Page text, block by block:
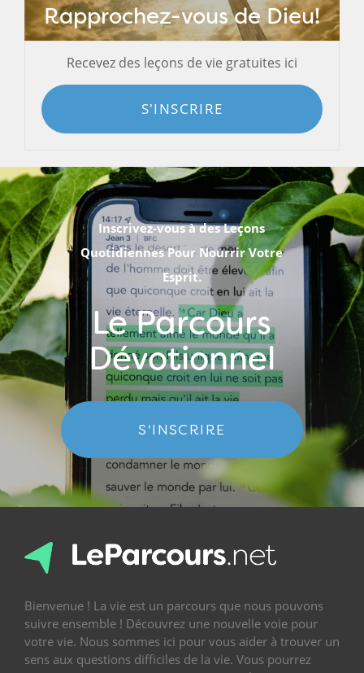
Rapprochez-vous de Dieu!
Recevez des leçons de vie gratuites ici
S'INSCRIRE
Inscrivez-vous à des Leçons
Quotidiennes Pour Nourrir Votre
Esprit.
Le Parcours
Dévotionnel
S'INSCRIRE
Bienvenue ! La vie est un parcours que nous pouvons
suivre ensemble ! Découvrez une nouvelle voie pour
votre vie. Nous sommes ici pour vous aider à trouver un
sens aux questions difficiles de la vie. Vous pourrez